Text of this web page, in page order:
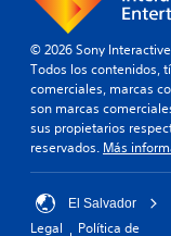
© 2026 Sony
Todos los contenidos,
comerciales, marcas
son marcas
sus propietarios
reservados. Más
El Salvador
Legal Política de